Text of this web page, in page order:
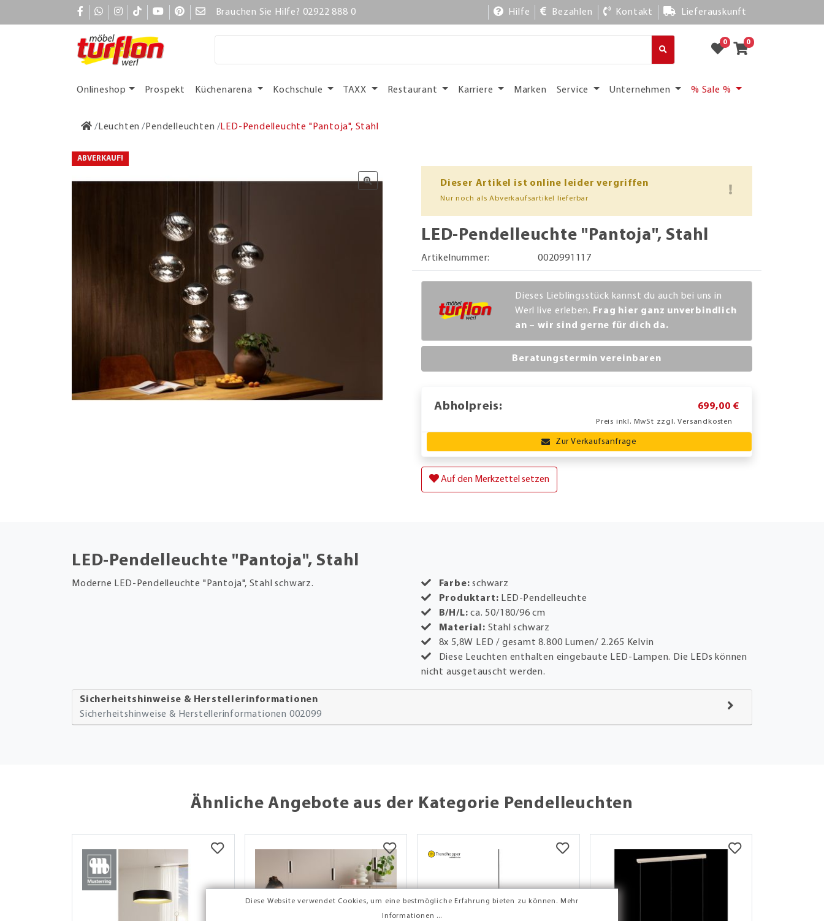
Diese Website verwendet Cookies, um eine bestmögliche Erfahrung bieten zu können. Mehr
Informationen ...
Brauchen Sie Hilfe? 02922 888 0 Hilfe Bezahlen Kontakt Lieferauskunft
0 0
Onlineshop Prospekt Küchenarena Kochschule TAXX Restaurant Karriere Marken Service Unternehmen % Sale %
Leuchten Pendelleuchten LED-Pendelleuchte "Pantoja", Stahl
ABVERKAUF!
Dieser Artikel ist online leider vergriffen
Nur noch als Abverkaufsartikel lieferbar
LED-Pendelleuchte "Pantoja", Stahl
Artikelnummer: 0020991117
Dieses Lieblingsstück kannst du auch bei uns in
Werl live erleben. Frag hier ganz unverbindlich
an – wir sind gerne für dich da.
Beratungstermin vereinbaren
Abholpreis: 699,00 €
Preis inkl. MwSt zzgl. Versandkosten
Zur Verkaufsanfrage
Auf den Merkzettel setzen
LED-Pendelleuchte "Pantoja", Stahl
Moderne LED-Pendelleuchte "Pantoja", Stahl schwarz. Farbe: schwarz
Produktart: LED-Pendelleuchte
B/H/L:ca. 50/180/96 cm
Material: Stahl schwarz
8x 5,8W LED / gesamt 8.800 Lumen/ 2.265 Kelvin
Diese Leuchten enthalten eingebaute LED-Lampen. Die LEDs können
nicht ausgetauscht werden.
Sicherheitshinweise & Herstellerinformationen
Sicherheitshinweise & Herstellerinformationen 002099
Ähnliche Angebote aus der Kategorie Pendelleuchten